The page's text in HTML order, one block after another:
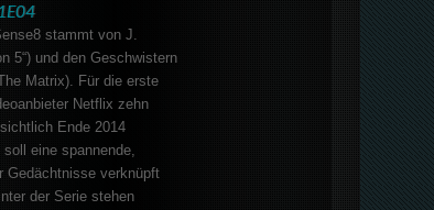
stammt von J.
5“) und den Geschwistern
Matrix). Für die erste
Netflix zehn
Ende 2014
eine spannende,
Gedächtnisse verknüpft
der Serie stehen